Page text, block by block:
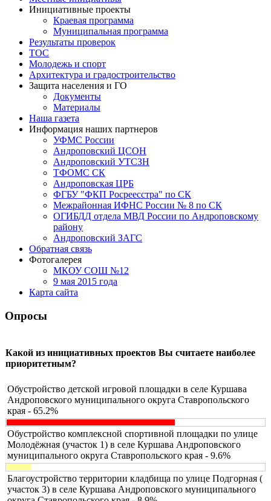
Инициативные проекты
Краевая программа
Муниципальная программа
Результаты проверок
ТОС
Молодежь и спорт
Архитектура и градостроительство
Защита населения и ГО
Документы
Материалы
Наша газета
Информация наших партнеров
УФМС России
Андроповский ЦСОН
Андроповский УТСЗН
ТФОМС СК
Андроповская ЦРБ
ФГБУ "ФКП Росреесстра" по СК
Межрайонная ИФНС России № 8 по СК
ОГИБДД отдела МВД России по Андроповскому
району
Андроповский ЗАГС
Обратная связь
Фотогалерея
МКОУ СОШ №12
9 мая 2015 года
Карта сайта
Опросы
Какой из инициативных проектов Вы считаете наиболее
приоритетным?
Обустройство детской игровой площадки в селе Куршава
Андроповского муниципального округа Ставропольского
края - 65.2%
Обустройство комплексной спортивной площадки по улице
Молодёжная (участок 1) в селе Куршава Андроповского
муниципального округа Ставропольского края - 9.6%
Благоустройство территории кладбища по улице Подгорная (
участок 3) в селе Куршава Андроповского муниципального